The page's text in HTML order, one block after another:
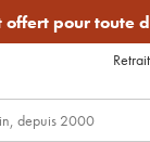
pour toute